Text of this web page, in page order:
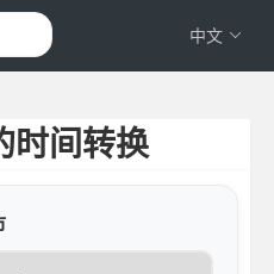
中文
时间转换